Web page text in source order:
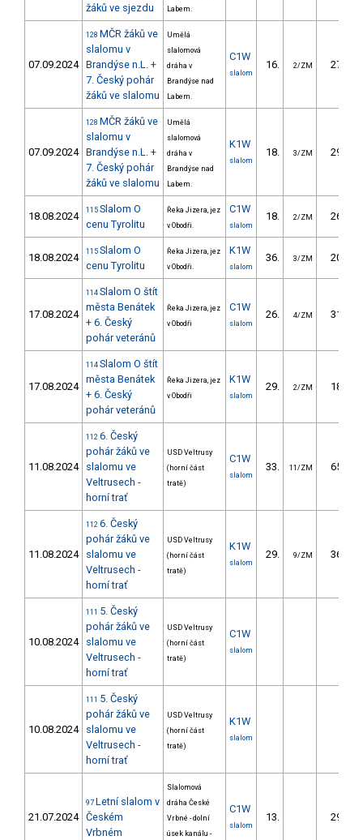
žáků ve sjezdu
Labem.
07.09.2024
128 MČR žáků ve
slalomu v
Brandýse n.L. +
7. Český pohár
žáků ve slalomu
Umělá
slalomová
dráha v
Brandýse nad
Labem.
C1W
slalom
16. 2/ZM 27.95
07.09.2024
128 MČR žáků ve
slalomu v
Brandýse n.L. +
7. Český pohár
žáků ve slalomu
Umělá
slalomová
dráha v
Brandýse nad
Labem.
K1W
slalom
18. 3/ZM 29.30
18.08.2024 115 Slalom O
cenu Tyrolitu
Řeka Jizera, jez
v Obodři.
C1W
slalom
18. 2/ZM 26.05
18.08.2024 115 Slalom O
cenu Tyrolitu
Řeka Jizera, jez
v Obodři.
K1W
slalom
36. 3/ZM 20.81
17.08.2024
114 Slalom O štít
města Benátek
+ 6. Český
pohár veteránů
Řeka Jizera, jez
v Obodři
C1W
slalom
26. 4/ZM 31.65
17.08.2024
114 Slalom O štít
města Benátek
+ 6. Český
pohár veteránů
Řeka Jizera, jez
v Obodři
K1W
slalom
29. 2/ZM 18.43
11.08.2024
112 6. Český
pohár žáků ve
slalomu ve
Veltrusech -
horní trať
USD Veltrusy
(horní část
tratě)
C1W
slalom
33. 11/ZM 65.87
11.08.2024
112 6. Český
pohár žáků ve
slalomu ve
Veltrusech -
horní trať
USD Veltrusy
(horní část
tratě)
K1W
slalom
29. 9/ZM 36.08
10.08.2024
111 5. Český
pohár žáků ve
slalomu ve
Veltrusech -
horní trať
USD Veltrusy
(horní část
tratě)
C1W
slalom
10.08.2024
111 5. Český
pohár žáků ve
slalomu ve
Veltrusech -
horní trať
USD Veltrusy
(horní část
tratě)
K1W
slalom
21.07.2024
97 Letní slalom v
Českém
Vrbném
Slalomová
dráha České
Vrbné - dolní
úsek kanálu -
C1W
slalom
13. 29.54